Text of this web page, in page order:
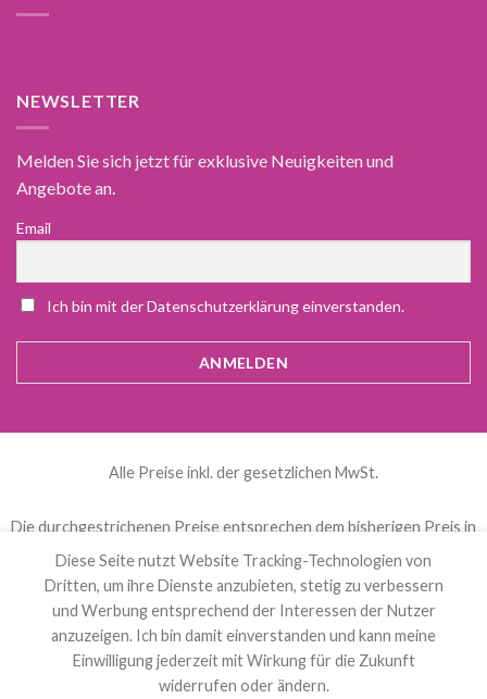
NEWSLETTER
Melden Sie sich jetzt für exklusive Neuigkeiten und
Angebote an.
Email
Ich bin mit der Datenschutzerklärung einverstanden.
Alle Preise inkl. der gesetzlichen MwSt.
Die durchgestrichenen Preise entsprechen dem bisherigen Preis in
diesem Online-Shop.
Diese Seite nutzt Website Tracking-Technologien von
Dritten, um ihre Dienste anzubieten, stetig zu verbessern
und Werbung entsprechend der Interessen der Nutzer
anzuzeigen. Ich bin damit einverstanden und kann meine
Einwilligung jederzeit mit Wirkung für die Zukunft
widerrufen oder ändern.
العربية(Arabisch) Čeština(Tschechisch)
Nederlands
Französisch) Deutsch